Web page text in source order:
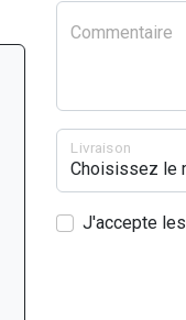
Commentaire
Livraison
J'accepte les